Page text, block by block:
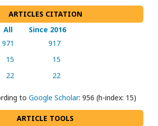
ARTICLES CITATION
All
Since 2016
971
917
15
15
22 22
to Google Scholar: 956 (h-index: 15)
ARTICLE TOOLS